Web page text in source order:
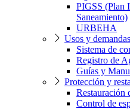
PIGSS (Plan
Saneamiento)
URBEHA
Usos y
Sistema de
Registro de
Guías y
Protección y
Restauración
Control de